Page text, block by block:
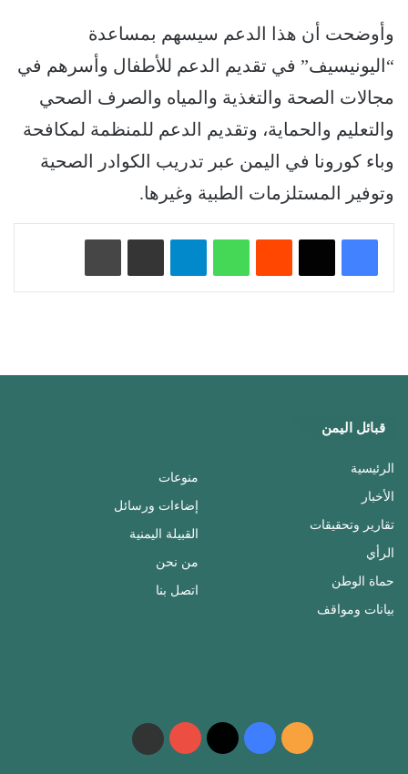
وأوضحت أن هذا الدعم سيسهم بمساعدة
“اليونيسيف” في تقديم الدعم للأطفال وأسرهم في
مجالات الصحة والتغذية والمياه والصرف الصحي
والتعليم والحماية، وتقديم الدعم للمنظمة لمكافحة
وباء كورونا في اليمن عبر تدريب الكوادر الصحية
وتوفير المستلزمات الطبية وغيرها.
واتساب تيلقرام
قبائل اليمن
الرئيسية
الأخبار
تقارير وتحقيقات
الرأي
حماة الوطن
بيانات ومواقف
منوعات
إضاءات ورسائل
القبيلة اليمنية
من نحن
اتصل بنا
ملخص فيسبوك ‫X
‫YouTubeواتساب